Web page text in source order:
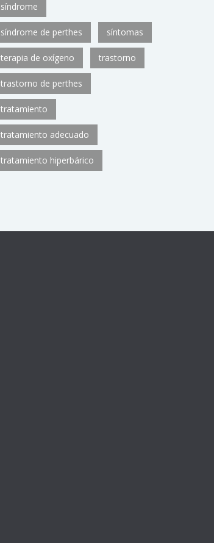
síndrome
síndrome de perthes síntomas
terapia de oxígeno trastorno
trastorno de perthes
tratamiento
tratamiento adecuado
tratamiento hiperbárico